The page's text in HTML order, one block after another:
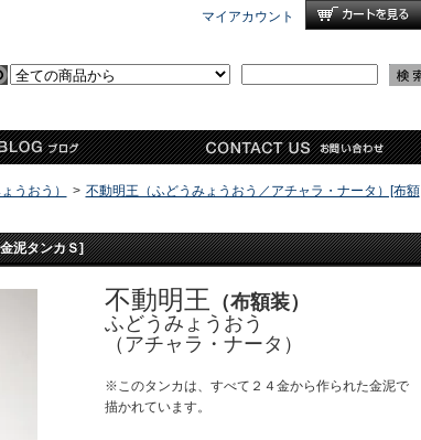
マイアカウント
うおう） > 不動明王（ふどうみょうおう／アチャラ・ナータ）[布額
泥タンカＳ]
不動明王 （布額装）
ふどうみょうおう
（アチャラ・ナータ）
※このタンカは、すべて２４金から作られた金泥で
描かれています。